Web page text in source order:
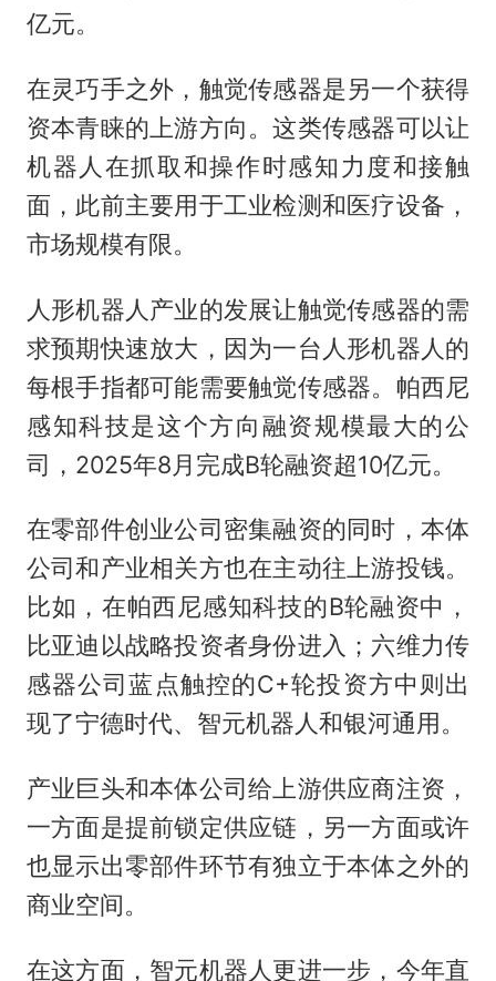
亿元。
在灵巧手之外，触觉传感器是另一个获得
资本青睐的上游方向。这类传感器可以让
机器人在抓取和操作时感知力度和接触
面，此前主要用于工业检测和医疗设备，
市场规模有限。
人形机器人产业的发展让触觉传感器的需
求预期快速放大，因为一台人形机器人的
每根手指都可能需要触觉传感器。帕西尼
感知科技是这个方向融资规模最大的公
司，2025年8月完成B轮融资超10亿元。
在零部件创业公司密集融资的同时，本体
公司和产业相关方也在主动往上游投钱。
比如，在帕西尼感知科技的B轮融资中，
比亚迪以战略投资者身份进入；六维力传
感器公司蓝点触控的C+轮投资方中则出
现了宁德时代、智元机器人和银河通用。
产业巨头和本体公司给上游供应商注资，
一方面是提前锁定供应链，另一方面或许
也显示出零部件环节有独立于本体之外的
商业空间。
在这方面，智元机器人更进一步，今年直